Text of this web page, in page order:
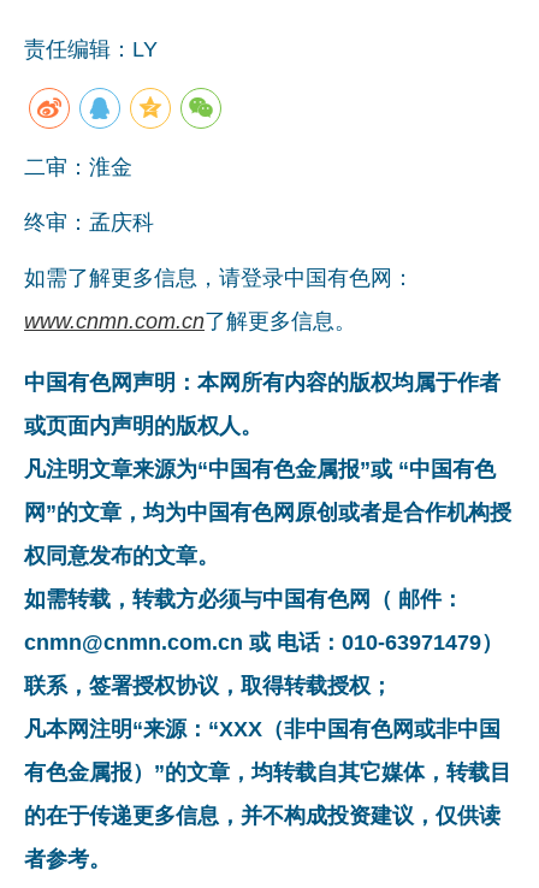
责任编辑：LY
二审：淮金
终审：孟庆科
如需了解更多信息，请登录中国有色网：
www.cnmn.com.cn了解更多信息。
中国有色网声明：本网所有内容的版权均属于作者
或页面内声明的版权人。
凡注明文章来源为“中国有色金属报”或 “中国有色
网”的文章，均为中国有色网原创或者是合作机构授
权同意发布的文章。
如需转载，转载方必须与中国有色网（ 邮件：
cnmn@cnmn.com.cn 或 电话：010-63971479）
联系，签署授权协议，取得转载授权；
凡本网注明“来源：“XXX（非中国有色网或非中国
有色金属报）”的文章，均转载自其它媒体，转载目
的在于传递更多信息，并不构成投资建议，仅供读
者参考。